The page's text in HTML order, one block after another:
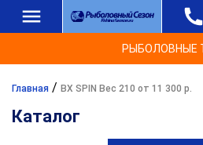
РЫБОЛОВНЫЕ
Главная / BX SPIN Вес 210 от 11 300 р.
Каталог